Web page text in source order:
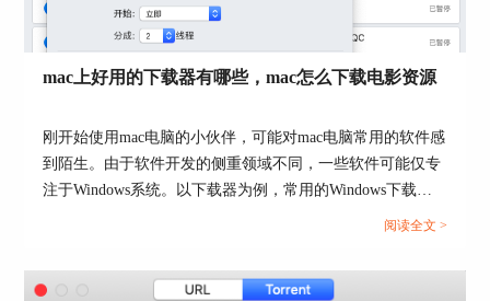
务，以及下载任务的分类，便于查找。
mac上好用的下载器有哪些，mac怎么下载电影资源
刚开始使用mac电脑的小伙伴，可能对mac电脑常用的软件感
到陌生。由于软件开发的侧重领域不同，一些软件可能仅专
注于Windows系统。以下载器为例，常用的Windows下载器
不一定就适合mac系统，本文会给大家介绍mac上好用的下载
的小伙伴可以看起来了！...
阅读全文 >